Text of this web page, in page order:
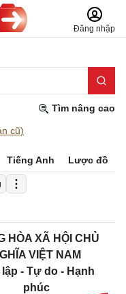
Đăng nhập
Tìm nâng cao
cũ)
Tiếng Anh Lược đồ
HÒA XÃ HỘI CHỦ
VIỆT NAM
- Tự do - Hạnh
phúc